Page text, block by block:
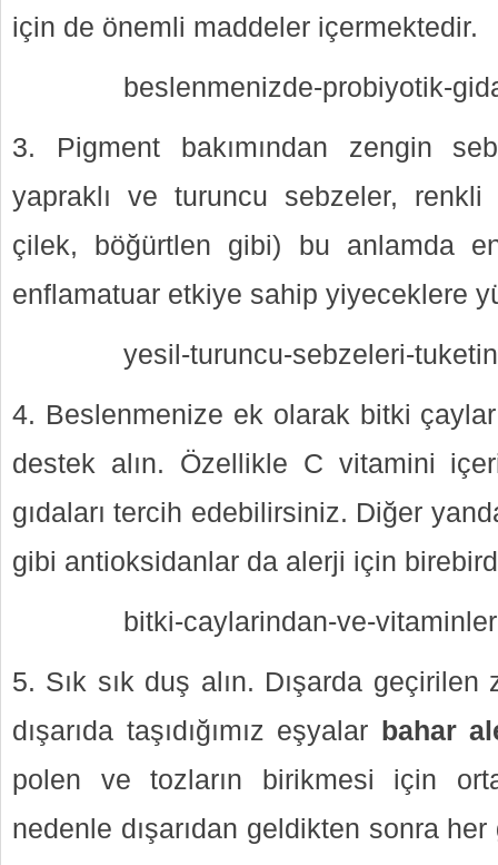
için de önemli maddeler içermektedir.
beslenmenizde-probiyotik-
3. Pigment bakımından zengin
yapraklı ve turuncu sebzeler,
çilek, böğürtlen gibi) bu anlamda
enflamatuar etkiye sahip yiyeceklere
yesil-turuncu-sebzeleri-tuketin
4. Beslenmenize ek olarak bitki
destek alın. Özellikle C vitamini
gıdaları tercih edebilirsiniz. Diğer
gibi antioksidanlar da alerji için
bitki-caylarindan-ve-
5. Sık sık duş alın. Dışarda geçirilen
dışarıda taşıdığımız eşyalar
bahar
polen ve tozların birikmesi için
nedenle dışarıdan geldikten sonra